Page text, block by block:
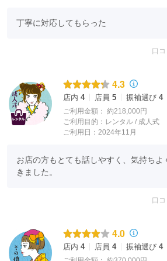
丁寧に対応してもらった
口
4.3
店内 4 店員 5 振袖選び 4
ご利用金額： 約218,000円
ご利用目的： レンタル / 成人式
ご利用日：2024年11月
お店の方もとても話しやすく、気持ち
きました。
口
4.0
店内 4 店員 4 振袖選び 4